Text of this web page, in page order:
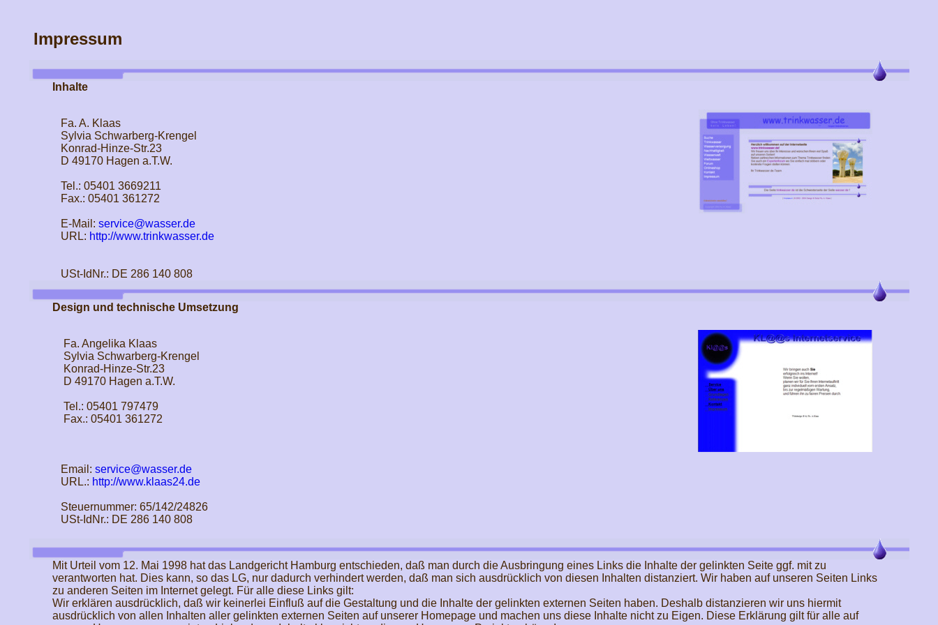
Impressum
Inhalte
Fa. A. Klaas
Sylvia Schwarberg-Krengel
Konrad-Hinze-Str.23
D 49170 Hagen a.T.W.
Tel.: 05401 3669211
Fax.: 05401 361272
E-Mail: service@wasser.de
URL: http://www.trinkwasser.de
USt-IdNr.: DE 286 140 808
Design und technische Umsetzung
Fa. Angelika Klaas
Sylvia Schwarberg-Krengel
Konrad-Hinze-Str.23
D 49170 Hagen a.T.W.
Tel.: 05401 797479
Fax.: 05401 361272
Email: service@wasser.de
URL.: http://www.klaas24.de
Steuernummer: 65/142/24826
USt-IdNr.: DE 286 140 808
Mit Urteil vom 12. Mai 1998 hat das Landgericht Hamburg entschieden, daß man durch die Ausbringung eines Links die Inhalte der gelinkten Seite ggf. mit zu
verantworten hat. Dies kann, so das LG, nur dadurch verhindert werden, daß man sich ausdrücklich von diesen Inhalten distanziert. Wir haben auf unseren Seiten Links
zu anderen Seiten im Internet gelegt. Für alle diese Links gilt:
Wir erklären ausdrücklich, daß wir keinerlei Einfluß auf die Gestaltung und die Inhalte der gelinkten externen Seiten haben. Deshalb distanzieren wir uns hiermit
ausdrücklich von allen Inhalten aller gelinkten externen Seiten auf unserer Homepage und machen uns diese Inhalte nicht zu Eigen. Diese Erklärung gilt für alle auf